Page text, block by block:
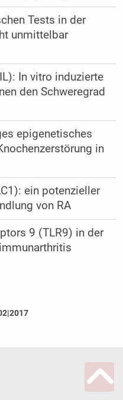
Tests in der
unmittelbar
In vitro induzierte
den Schweregrad
­epigenetisches
in
ein potenzieller
von RA
9 (TLR9) in der